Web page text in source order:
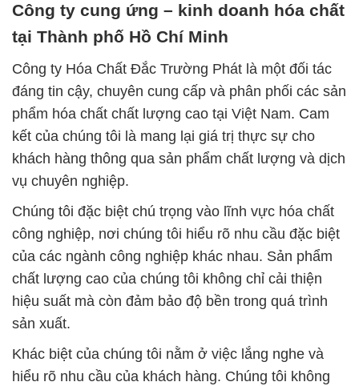
Công ty cung ứng – kinh doanh hóa chất
tại Thành phố Hồ Chí Minh
Công ty Hóa Chất Đắc Trường Phát là một đối tác
đáng tin cậy, chuyên cung cấp và phân phối các sản
phẩm hóa chất chất lượng cao tại Việt Nam. Cam
kết của chúng tôi là mang lại giá trị thực sự cho
khách hàng thông qua sản phẩm chất lượng và dịch
vụ chuyên nghiệp.
Chúng tôi đặc biệt chú trọng vào lĩnh vực hóa chất
công nghiệp, nơi chúng tôi hiểu rõ nhu cầu đặc biệt
của các ngành công nghiệp khác nhau. Sản phẩm
chất lượng cao của chúng tôi không chỉ cải thiện
hiệu suất mà còn đảm bảo độ bền trong quá trình
sản xuất.
Khác biệt của chúng tôi nằm ở việc lắng nghe và
hiểu rõ nhu cầu của khách hàng. Chúng tôi không